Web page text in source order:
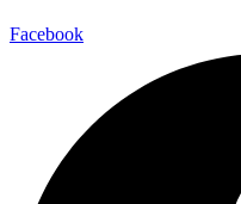
Facebook